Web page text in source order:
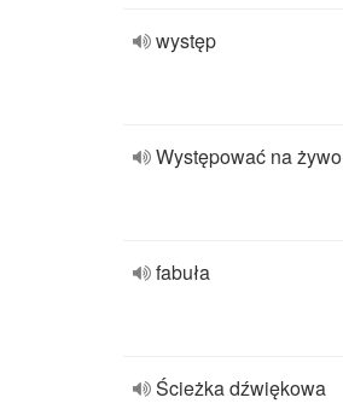
występ
Występować na żywo
fabuła
Ścieżka dźwiękowa